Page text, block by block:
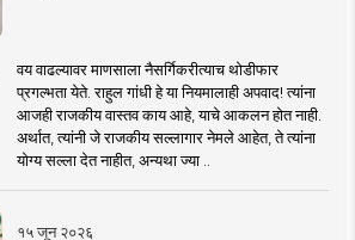
वय वाढल्यावर माणसाला नैसर्गिकरीत्याच थोडीफार
प्रगल्भता येते. राहुल गांधी हे या नियमालाही अपवाद! त्यांना
आजही राजकीय वास्तव काय आहे, याचे आकलन होत नाही.
अर्थात, त्यांनी जे राजकीय सल्लागार नेमले आहेत, ते त्यांना
योग्य सल्ला देत नाहीत, अन्यथा ज्या ..
१५ जून २०२६